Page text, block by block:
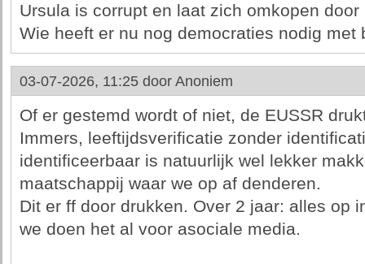
Ursula is corrupt en laat zich omkopen door
Wie heeft er nu nog democraties nodig met
03-07-2026, 11:25 door Anoniem
Of er gestemd wordt of niet, de EUSSR
Immers, leeftijdsverificatie zonder
identificeerbaar is natuurlijk wel lekker
maatschappij waar we op af denderen.
Dit er ff door drukken. Over 2 jaar: alles op
we doen het al voor asociale media.